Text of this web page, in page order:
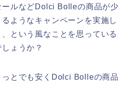
ールなどDolci Bolleの商品が少
ようなキャンペーンを実施し
という風なことを思っている
ょうか？
っとでも安くDolci Bolleの商品